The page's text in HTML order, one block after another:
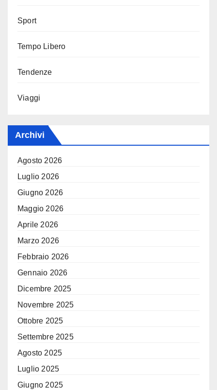
Sport
Tempo Libero
Tendenze
Viaggi
Archivi
Agosto 2026
Luglio 2026
Giugno 2026
Maggio 2026
Aprile 2026
Marzo 2026
Febbraio 2026
Gennaio 2026
Dicembre 2025
Novembre 2025
Ottobre 2025
Settembre 2025
Agosto 2025
Luglio 2025
Giugno 2025